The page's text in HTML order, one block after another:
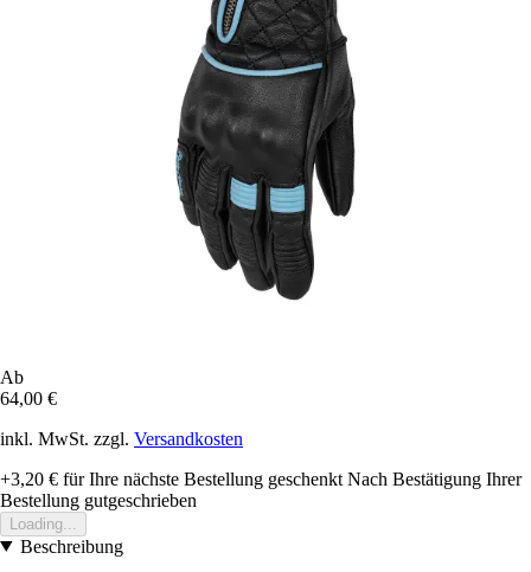
Ab
64,00 €
inkl. MwSt. zzgl. Versandkosten
+3,20 € für Ihre nächste Bestellung geschenkt Nach Bestätigung Ihrer
Bestellung gutgeschrieben
Loading...
Beschreibung